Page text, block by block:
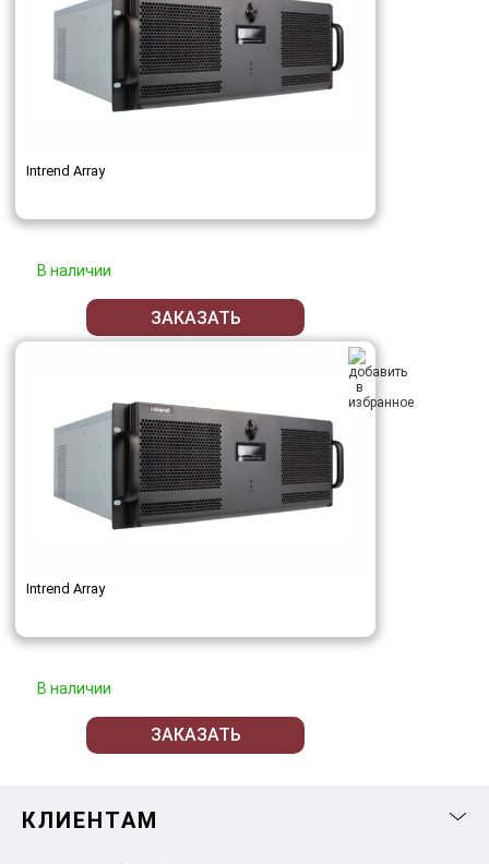
Intrend Array
В наличии
ЗАКАЗАТЬ
Intrend Array
В наличии
ЗАКАЗАТЬ
КЛИЕНТАМ